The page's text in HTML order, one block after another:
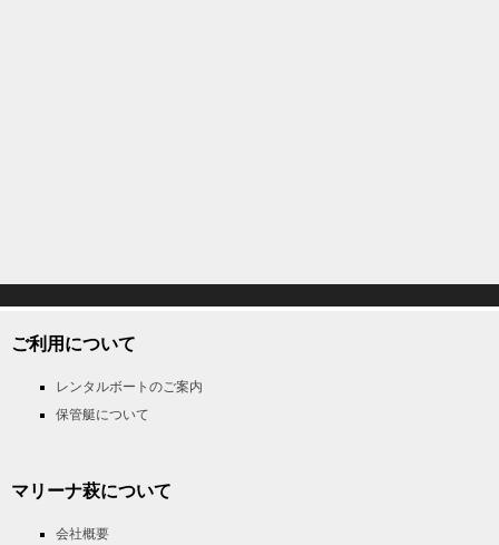
ご利用について
レンタルボートのご案内
保管艇について
マリーナ萩について
会社概要